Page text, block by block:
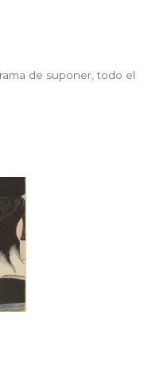
de suponer, todo el